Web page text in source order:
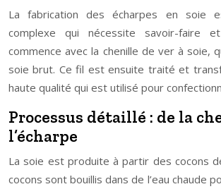
La fabrication des écharpes en soie
complexe qui nécessite savoir-faire
commence avec la chenille de ver à soie,
soie brut. Ce fil est ensuite traité et
haute qualité qui est utilisé pour
Processus détaillé : de la
l’écharpe
La soie est produite à partir des cocons
cocons sont bouillis dans de l’eau chaude